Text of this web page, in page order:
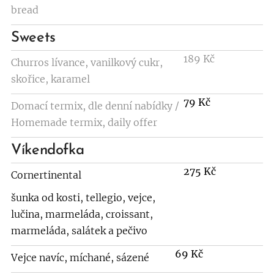
bread
Sweets
Churros lívance, vanilkový cukr,
skořice, karamel
189 Kč
Domací termix, dle denní nabídky /
Homemade termix, daily offer
79 Kč
Víkendofka
Cornertinental
šunka od kosti, tellegio, vejce,
lučina, marmeláda, croissant,
marmeláda, salátek a pečivo
275 Kč
Vejce navíc, míchané, sázené 69 Kč